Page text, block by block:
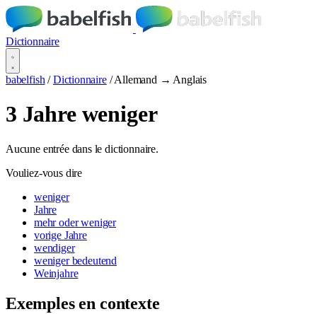
Dictionnaire
babelfish / Dictionnaire / Allemand → Anglais
3 Jahre weniger
Aucune entrée dans le dictionnaire.
Vouliez-vous dire
weniger
Jahre
mehr oder weniger
vorige Jahre
wendiger
weniger bedeutend
Weinjahre
Exemples en contexte